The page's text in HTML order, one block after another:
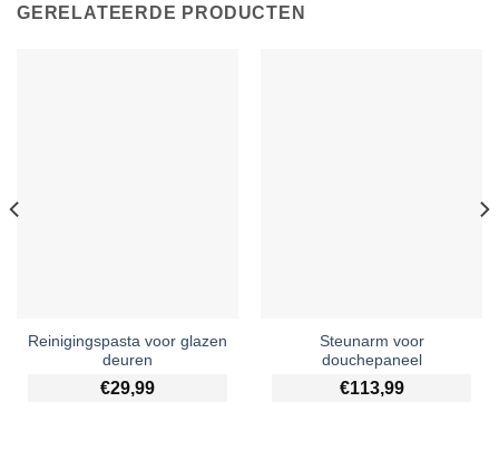
GERELATEERDE PRODUCTEN
Reinigingspasta voor glazen
deuren
€29,99
Steunarm voor
douchepaneel
€113,99